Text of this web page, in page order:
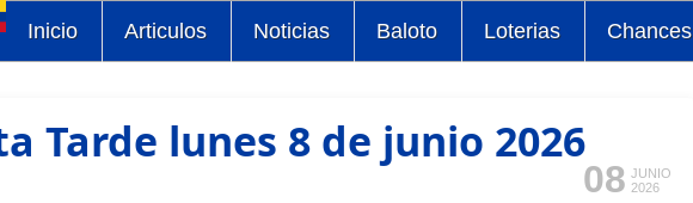
Inicio Articulos Noticias Baloto Loterias Chances
Tarde lunes 8 de junio 2026
08 JUNIO
2026